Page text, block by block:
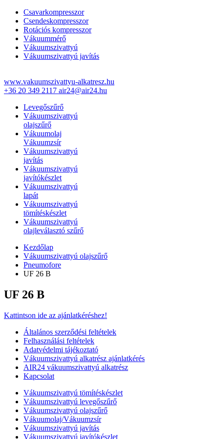
Csavarkompresszor
Csendeskompresszor
Rotációs kompresszor
Vákuummérő
Vákuumszivattyú
Vákuumszivattyú javítás
www.vakuumszivattyu-alkatresz.hu
+36 20 349 2117 air24@air24.hu
Levegőszűrő
Vákuumszivattyú
olajszűrő
Vákuumolaj
Vákuumzsír
Vákuumszivattyú
javítás
Vákuumszivattyú
javítókészlet
Vákuumszivattyú
lapát
Vákuumszivattyú
tömítéskészlet
Vákuumszivattyú
olajleválasztó szűrő
Kezdőlap
Vákuumszivattyú olajszűrő
Pneumofore
UF 26 B
UF 26 B
Kattintson ide az ajánlatkéréshez!
Általános szerződési feltételek
Felhasználási feltételek
Adatvédelmi tájékoztató
Vákuumszivattyú alkatrész ajánlatkérés
AIR24 vákuumszivattyú alkatrész
Kapcsolat
Vákuumszivattyú tömítéskészlet
Vákuumszivattyú levegőszűrő
Vákuumszivattyú olajszűrő
Vákuumolaj/Vákuumzsír
Vákuumszivattyú javítás
Vákuumszivattyú javítókészlet